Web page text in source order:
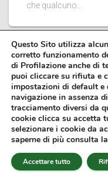
che qualcuno...
Questo Sito utilizza
corretto funzionamento
di Profilazione anche di
puoi cliccare su rifiuta e
impostazioni di default e
navigazione in assenza
tracciamento diversi da
cookie clicca su accetta
selezionare i cookie da
saperne di più consulta la
Accettare tutto